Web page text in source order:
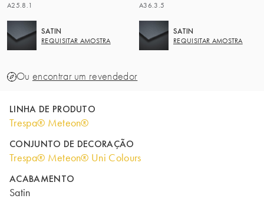
A25.8.1
SATIN
REQUISITAR AMOSTRA
A36.3.5
SATIN
REQUISITAR AMOSTRA
Ou encontrar um revendedor
LINHA DE PRODUTO
Trespa® Meteon®
CONJUNTO DE DECORAÇÃO
Trespa® Meteon® Uni Colours
ACABAMENTO
Satin